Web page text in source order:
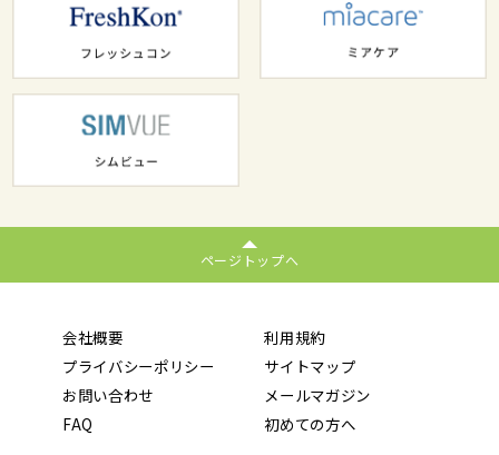
ページトップへ
会社概要
利用規約
プライバシーポリシー
サイトマップ
お問い合わせ
メールマガジン
FAQ
初めての方へ